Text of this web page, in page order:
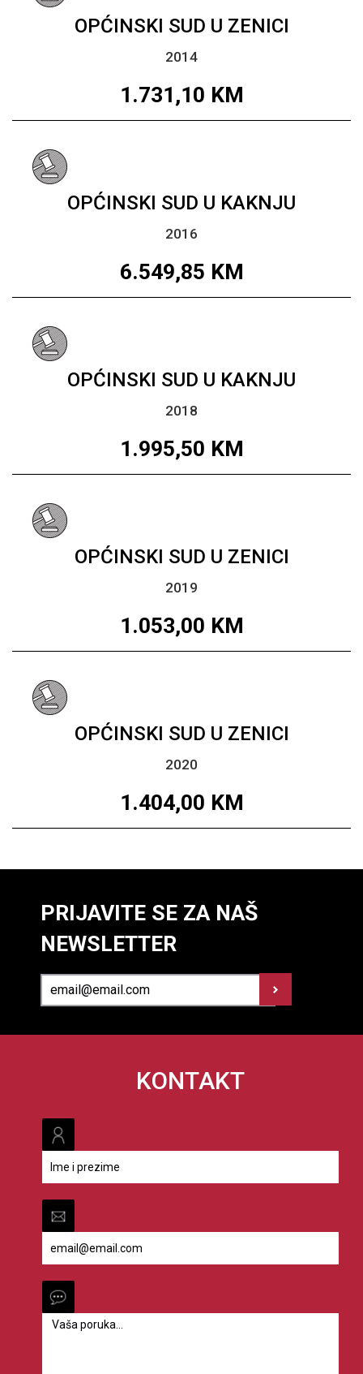
OPĆINSKI SUD U ZENICI
2014
1.731,10 KM
OPĆINSKI SUD U KAKNJU
2016
6.549,85 KM
OPĆINSKI SUD U KAKNJU
2018
1.995,50 KM
OPĆINSKI SUD U ZENICI
2019
1.053,00 KM
OPĆINSKI SUD U ZENICI
2020
1.404,00 KM
PRIJAVITE SE ZA NAŠ
NEWSLETTER
KONTAKT